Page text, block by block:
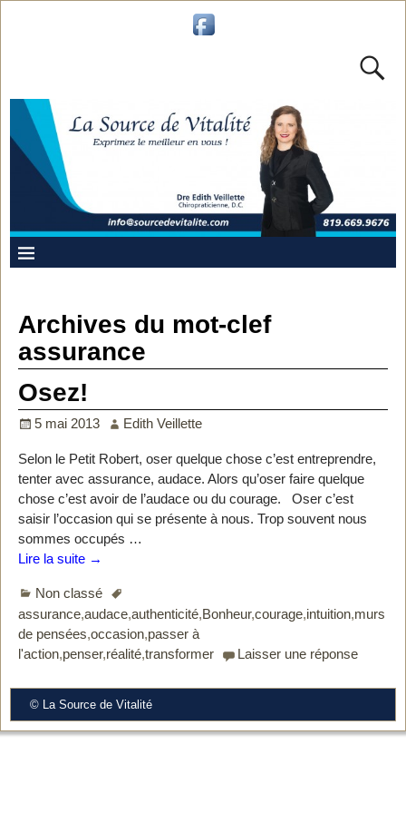
Archives du mot-clef
assurance
Osez!
5 mai 2013 Edith Veillette
Selon le Petit Robert, oser quelque chose c’est entreprendre,
tenter avec assurance, audace. Alors qu’oser faire quelque
chose c’est avoir de l’audace ou du courage. Oser c’est
saisir l’occasion qui se présente à nous. Trop souvent nous
sommes occupés …
Lire la suite →
Non classé
assurance,audace,authenticité,Bonheur,courage,intuition,murs
de pensées,occasion,passer à
l'action,penser,réalité,transformer Laisser une réponse
© La Source de Vitalité